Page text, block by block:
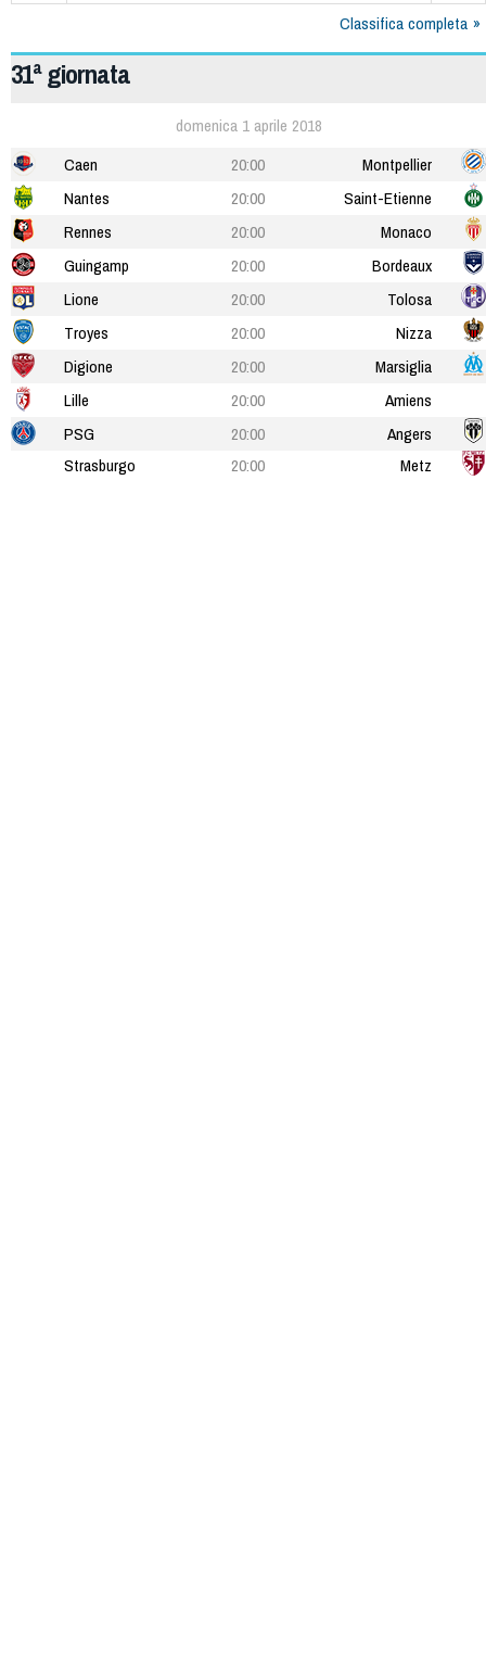
Classifica completa
31ª giornata
domenica 1 aprile 2018
Caen
20:00
Montpellier
Nantes
20:00
Saint-Etienne
Rennes
20:00
Monaco
Guingamp
20:00
Bordeaux
Lione
20:00
Tolosa
Troyes
20:00
Nizza
Digione
20:00
Marsiglia
Lille
20:00
Amiens
PSG
20:00
Angers
Strasburgo
20:00 Metz